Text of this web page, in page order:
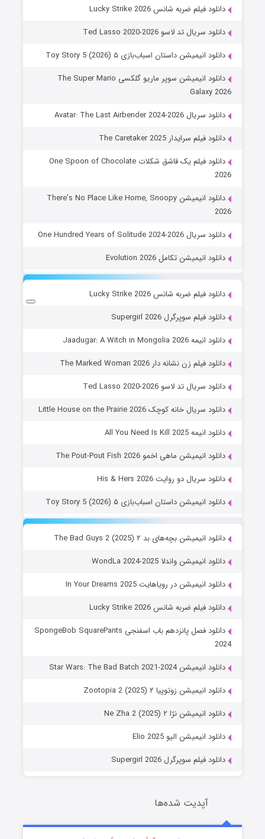
دانلود فیلم ضربه شانس Lucky Strike 2026
دانلود سریال تد لاسو Ted Lasso 2020-2026
دانلود انیمیشن داستان اسباب‌بازی ۵ Toy Story 5 (2026)
دانلود انیمیشن سوپر ماریو گلکسی The Super Mario
Galaxy 2026
دانلود سریال Avatar: The Last Airbender 2024-2026
دانلود فیلم سرایدار The Caretaker 2025
دانلود فیلم یک قاشق شکلات One Spoon of Chocolate
2026
دانلود انیمیشن There’s No Place Like Home, Snoopy
2026
دانلود سریال One Hundred Years of Solitude 2024-2026
دانلود انیمیشن تکامل Evolution 2026
دانلود فیلم ضربه شانس Lucky Strike 2026
دانلود فیلم سوپرگرل Supergirl 2026
دانلود انیمه Jaadugar: A Witch in Mongolia 2026
دانلود فیلم زن نشانه دار The Marked Woman 2026
دانلود سریال تد لاسو Ted Lasso 2020-2026
دانلود سریال خانه کوچک Little House on the Prairie 2026
دانلود انیمه All You Need Is Kill 2025
دانلود انیمیشن ماهی اخمو The Pout-Pout Fish 2026
دانلود سریال دو روایت His & Hers 2026
دانلود انیمیشن داستان اسباب‌بازی ۵ Toy Story 5 (2026)
دانلود انیمیشن بچه‌های بد ۲ The Bad Guys 2 (2025)
دانلود انیمیشن واندلا WondLa 2024-2025
دانلود انیمیشن در رویاهایت In Your Dreams 2025
دانلود فیلم ضربه شانس Lucky Strike 2026
دانلود فصل پانزدهم باب اسفنجی SpongeBob SquarePants
2024
دانلود انیمیشن Star Wars: The Bad Batch 2021-2024
دانلود انیمیشن زوتوپیا ۲ Zootopia 2 (2025)
دانلود انیمیشن نژا ۲ Ne Zha 2 (2025)
دانلود انیمیشن الیو Elio 2025
دانلود فیلم سوپرگرل Supergirl 2026
آپدیت شده‌ها